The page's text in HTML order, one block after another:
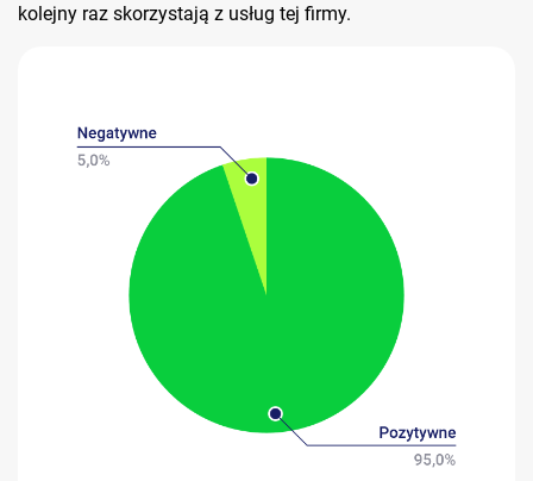
kolejny raz skorzystają z usług tej firmy.